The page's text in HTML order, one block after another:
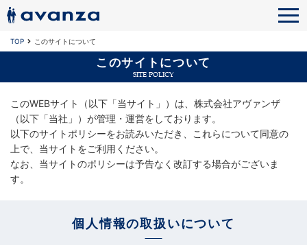
TOP このサイトについて
このサイトについて
SITE POLICY
このWEBサイト（以下「当サイト」）は、株式会社アヴァンザ
（以下「当社」）が管理・運営をしております。
以下のサイトポリシーをお読みいただき、これらについて同意の
上で、当サイトをご利用ください。
なお、当サイトのポリシーは予告なく改訂する場合がございま
す。
個人情報の取扱いについて